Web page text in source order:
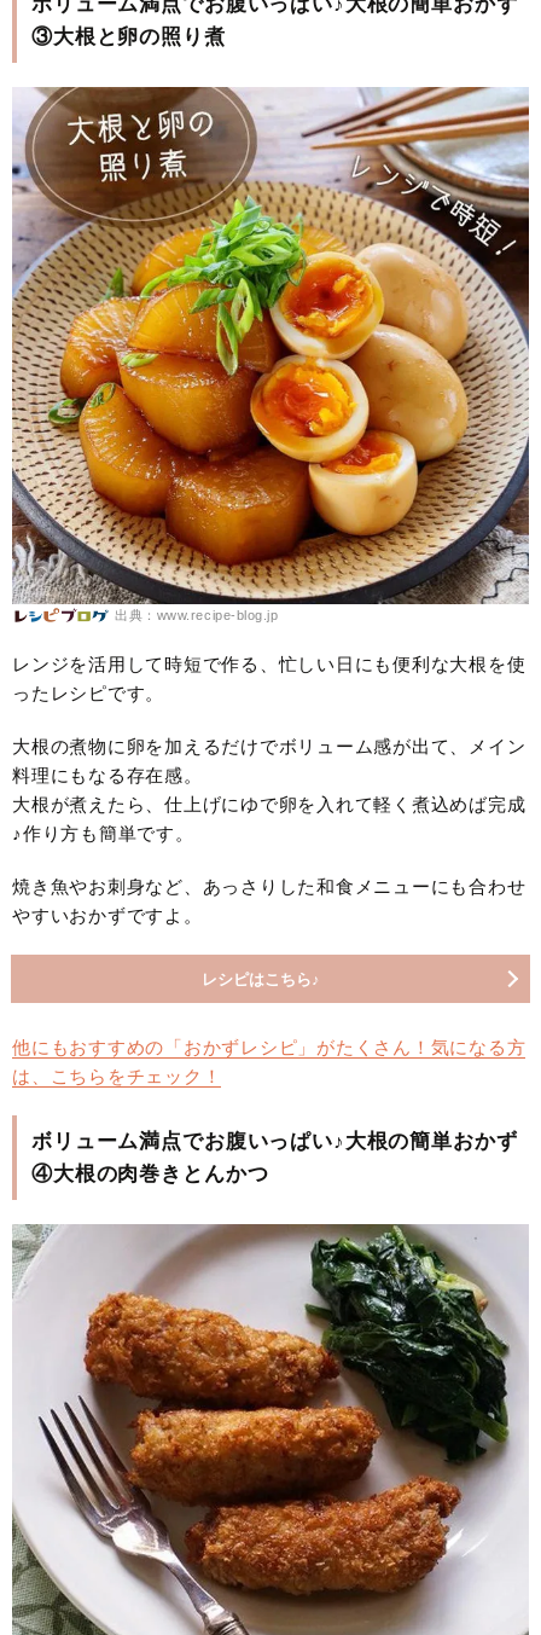
③大根と卵の照り煮
出典：www.recipe-blog.jp
レンジを活用して時短で作る、忙しい日にも便利な大根を使
ったレシピです。
大根の煮物に卵を加えるだけでボリューム感が出て、メイン
料理にもなる存在感。
大根が煮えたら、仕上げにゆで卵を入れて軽く煮込めば完成
♪作り方も簡単です。
焼き魚やお刺身など、あっさりした和食メニューにも合わせ
やすいおかずですよ。
レシピはこちら♪
他にもおすすめの「おかずレシピ」がたくさん！気になる方
は、こちらをチェック！
ボリューム満点でお腹いっぱい♪大根の簡単おかず
④大根の肉巻きとんかつ